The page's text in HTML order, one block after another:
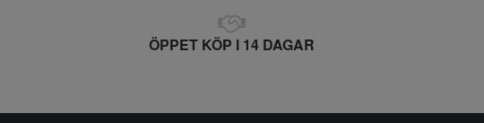
ÖPPET KÖP I 14 DAGAR